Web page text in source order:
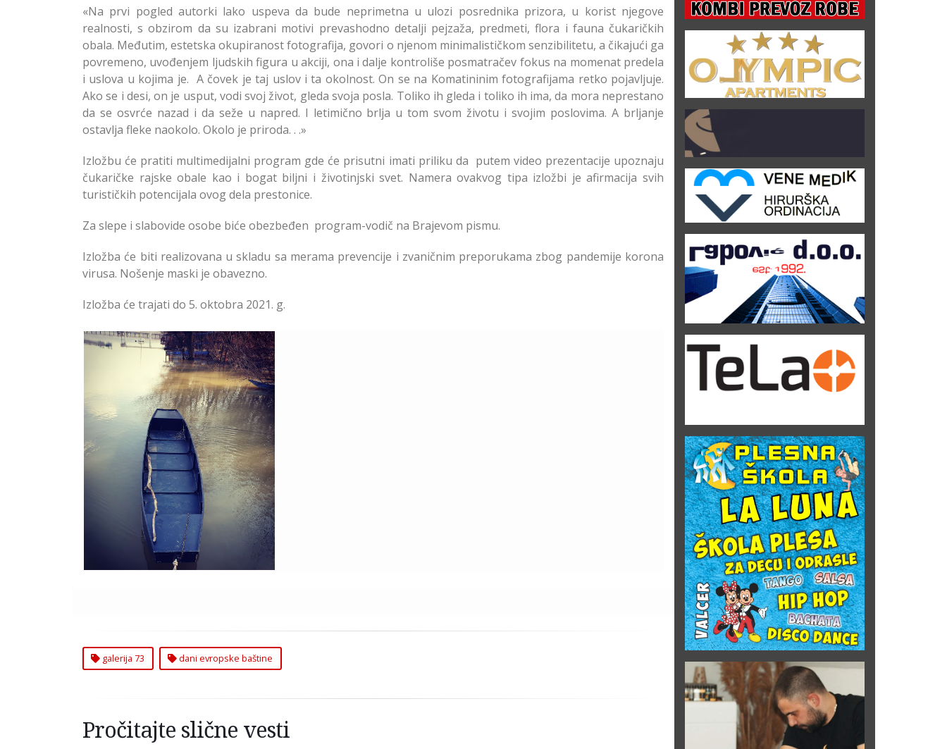
«Na prvi pogled autorki lako uspeva da bude neprimetna u ulozi posrednika prizora, u korist njegove
realnosti, s obzirom da su izabrani motivi prevashodno detalji pejzaža, predmeti, flora i fauna čukaričkih
obala. Međutim, estetska okupiranost fotografija, govori o njenom minimalističkom senzibilitetu, a čikajući ga
povremeno, uvođenjem ljudskih figura u akciji, ona i dalje kontroliše posmatračev fokus na momenat predela
i uslova u kojima je. A čovek je taj uslov i ta okolnost. On se na Komatininim fotografijama retko pojavljuje.
Ako se i desi, on je usput, vodi svoj život, gleda svoja posla. Toliko ih gleda i toliko ih ima, da mora neprestano
da se osvrće nazad i da seže u napred. I letimično brlja u tom svom životu i svojim poslovima. A brljanje
ostavlja fleke naokolo. Okolo je priroda. . .»
Izložbu će pratiti multimedijalni program gde će prisutni imati priliku da putem video prezentacije upoznaju
čukaričke rajske obale kao i bogat biljni i životinjski svet. Namera ovakvog tipa izložbi je afirmacija svih
turističkih potencijala ovog dela prestonice.
Za slepe i slabovide osobe biće obezbeđen program-vodič na Brajevom pismu.
Izložba će biti realizovana u skladu sa merama prevencije i zvaničnim preporukama zbog pandemije korona
virusa. Nošenje maski je obavezno.
Izložba će trajati do 5. oktobra 2021. g.
Počinju Dani Evropske
Baštine u Galeriji `73
galerija 73 dani evropske baštine
Pročitajte slične vesti